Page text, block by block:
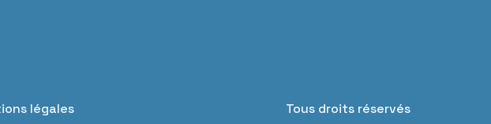
légales Tous droits réservés